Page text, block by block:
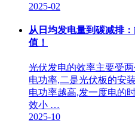
2025-02
从日均发电量到碳减排
值！
光伏发电的效率主要受
电功率,二是光伏板的安
电功率越高,发一度电的
效小 …
2025-10